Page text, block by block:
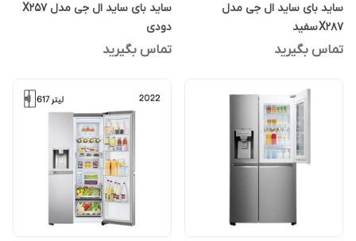
ساید بای ساید ال جی مدل
X287 سفید
تماس بگیرید
ساید بای ساید ال جی مدل X257
دودی
تماس بگیرید